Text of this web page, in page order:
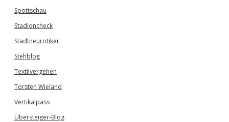
Spottschau
Stadioncheck
Stadtneurotiker
Stehblog
Textilvergehen
Torsten Wieland
Vertikalpass
Übersteiger-Blog